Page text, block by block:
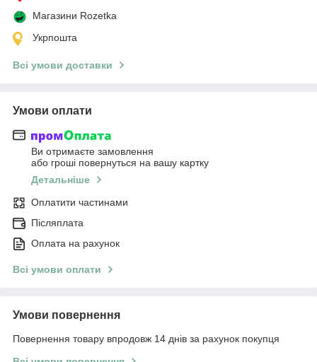
Магазини Rozetka
Укрпошта
Всі умови доставки
Умови оплати
Ви отримаєте замовлення
або гроші повернуться на вашу картку
Детальніше
Оплатити частинами
Післяплата
Оплата на рахунок
Всі умови оплати
Умови повернення
Повернення товару впродовж 14 днів за рахунок покупця